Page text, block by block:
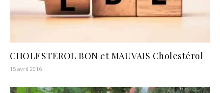
CHOLESTEROL BON et MAUVAIS Cholestérol
15 avril 2016